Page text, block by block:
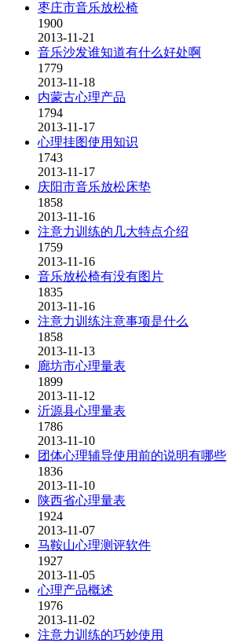
枣庄市音乐放松椅
1900
2013-11-21
音乐沙发谁知道有什么好处啊
1779
2013-11-18
内蒙古心理产品
1794
2013-11-17
心理挂图使用知识
1743
2013-11-17
庆阳市音乐放松床垫
1858
2013-11-16
注意力训练的几大特点介绍
1759
2013-11-16
音乐放松椅有没有图片
1835
2013-11-16
注意力训练注意事项是什么
1858
2013-11-13
廊坊市心理量表
1899
2013-11-12
沂源县心理量表
1786
2013-11-10
团体心理辅导使用前的说明有哪些
1836
2013-11-10
陕西省心理量表
1924
2013-11-07
马鞍山心理测评软件
1927
2013-11-05
心理产品概述
1976
2013-11-02
注意力训练的巧妙使用